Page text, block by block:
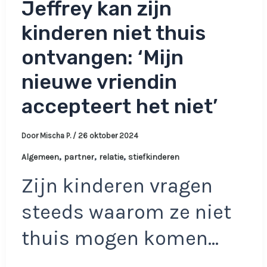
Jeffrey kan zijn
kinderen niet thuis
ontvangen: ‘Mijn
nieuwe vriendin
accepteert het niet’
Door Mischa P. / 26 oktober 2024
Algemeen, partner, relatie, stiefkinderen
Zijn kinderen vragen
steeds waarom ze niet
thuis mogen komen…